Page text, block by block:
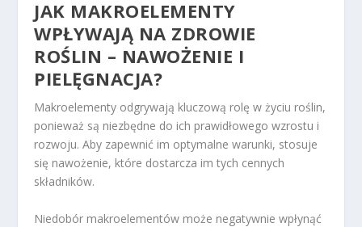
JAK MAKROELEMENTY
WPŁYWAJĄ NA ZDROWIE
ROŚLIN – NAWOŻENIE I
PIELĘGNACJA?
Makroelementy odgrywają kluczową rolę w życiu roślin,
ponieważ są niezbędne do ich prawidłowego wzrostu i
rozwoju. Aby zapewnić im optymalne warunki, stosuje
się nawożenie, które dostarcza im tych cennych
składników.
Niedobór makroelementów może negatywnie wpłynąć